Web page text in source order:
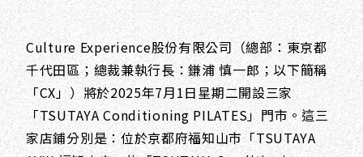
Culture Experience股份有限公司（總部：東京都
千代田區；總裁兼執行長：鎌浦 慎一郎；以下簡稱
「CX」）將於2025年7月1日星期二開設三家
「TSUTAYA Conditioning PILATES」門市。這三
家店鋪分別是：位於京都府福知山市「TSUTAYA